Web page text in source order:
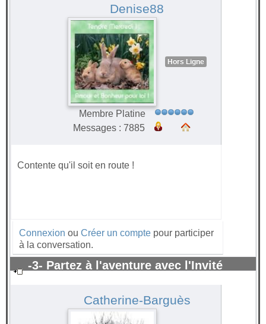
Denise88
Hors Ligne
Membre Platine
Messages : 7885
Contente qu'il soit en route !
Connexion ou Créer un compte pour participer
à la conversation.
-3- Partez à l'aventure avec l'Invité
Catherine-Barguès